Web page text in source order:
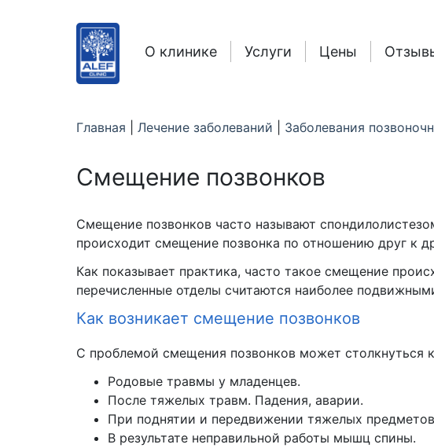
О клинике Услуги Цены
Главная Лечение заболеваний Заболевания
Смещение позвонков
Смещение позвонков часто называют
происходит смещение позвонка по отношению друг к
Как показывает практика, часто такое смещение
перечисленные отделы считаются наиболее
Как возникает смещение позвонков
С проблемой смещения позвонков может
Родовые травмы у младенцев.
После тяжелых травм. Падения, аварии.
При поднятии и передвижении тяжелых
В результате неправильной работы мышц спины.